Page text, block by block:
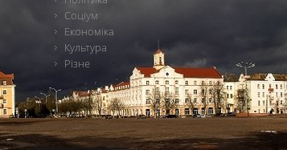
Соціум
Економіка
Культура
Різне